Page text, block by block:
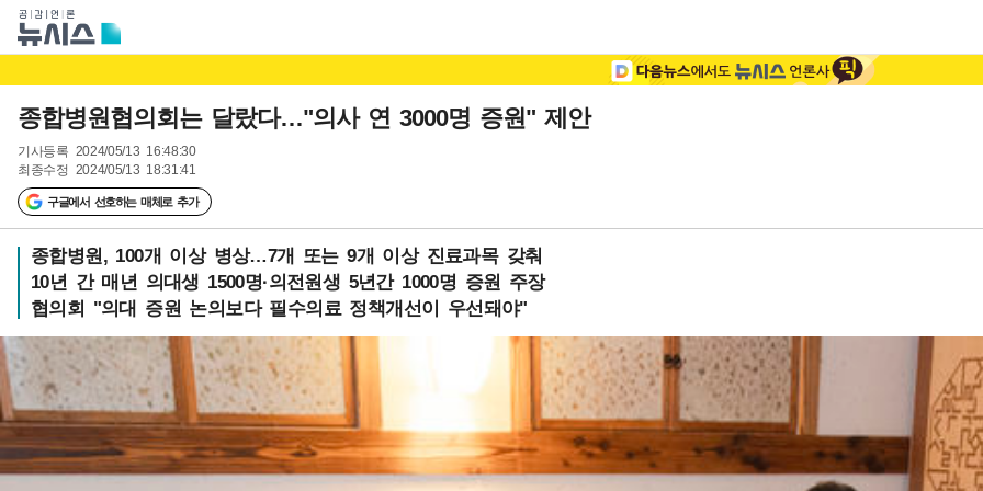
종합병원협의회는 달랐다…"의사 연 3000명 증원" 제안
기사등록 2024/05/13 16:48:30
최종수정 2024/05/13 18:31:41
구글에서 선호하는 매체로 추가
종합병원, 100개 이상 병상…7개 또는 9개 이상 진료과목 갖춰
10년 간 매년 의대생 1500명·의전원생 5년간 1000명 증원 주장
협의회 "의대 증원 논의보다 필수의료 정책개선이 우선돼야"